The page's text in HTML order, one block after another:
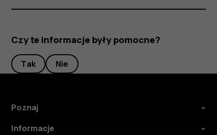
Czy te informacje były pomocne?
Tak Nie
Poznaj
Informacje